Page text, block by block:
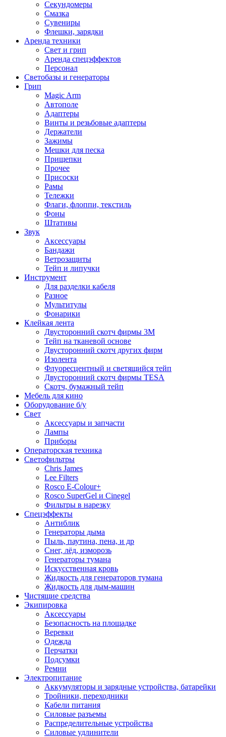
Секундомеры
Смазка
Сувениры
Флешки, зарядки
Аренда техники
Свет и грип
Аренда спецэффектов
Персонал
Светобазы и генераторы
Грип
Magic Arm
Автополе
Адаптеры
Винты и резьбовые адаптеры
Держатели
Зажимы
Мешки для песка
Прищепки
Прочее
Присоски
Рамы
Тележки
Флаги, флоппи, текстиль
Фоны
Штативы
Звук
Аксессуары
Бандажи
Ветрозащиты
Тейп и липучки
Инструмент
Для разделки кабеля
Разное
Мультитулы
Фонарики
Клейкая лента
Двусторонний скотч фирмы 3M
Тейп на тканевой основе
Двусторонний скотч других фирм
Изолента
Флуоресцентный и светящийся тейп
Двусторонний скотч фирмы TESA
Скотч, бумажный тейп
Мебель для кино
Оборудование б/у
Свет
Аксессуары и запчасти
Лампы
Приборы
Операторская техника
Светофильтры
Chris James
Lee Filters
Rosco E-Colour+
Rosco SuperGel и Cinegel
Фильтры в нарезку
Спецэффекты
Антиблик
Генераторы дыма
Пыль, паутина, пена, и др
Снег, лёд, изморозь
Генераторы тумана
Искусственная кровь
Жидкость для генераторов тумана
Жидкость для дым-машин
Чистящие средства
Экипировка
Аксессуары
Безопасность на площадке
Веревки
Одежда
Перчатки
Подсумки
Ремни
Электропитание
Аккумуляторы и зарядные устройства, батарейки
Тройники, переходники
Кабели питания
Силовые разъемы
Распределительные устройства
Силовые удлинители